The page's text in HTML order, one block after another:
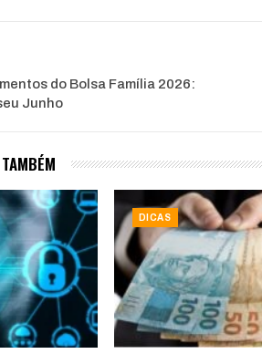
do Bolsa Família 2026:
Junho
DICAS